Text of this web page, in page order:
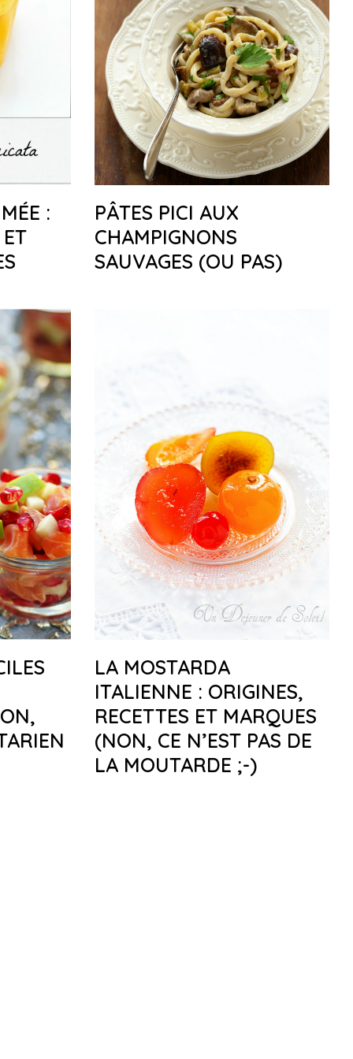
:
PÂTES PICI AUX
CHAMPIGNONS
SAUVAGES (OU PAS)
LA MOSTARDA
ITALIENNE : ORIGINES,
RECETTES ET MARQUES
(NON, CE N’EST PAS DE
LA MOUTARDE ;-)